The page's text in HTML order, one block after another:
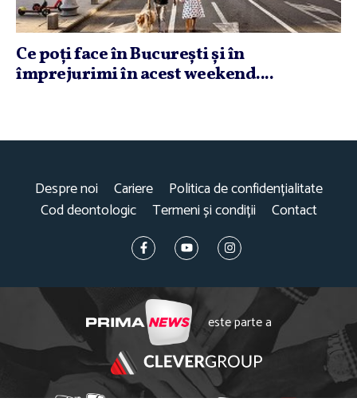
Ce poţi face în Bucureşti şi în
împrejurimi în acest weekend....
Despre noi Cariere
Politica de confidențialitate
Cod deontologic
Termeni și condiții Contact
este parte a